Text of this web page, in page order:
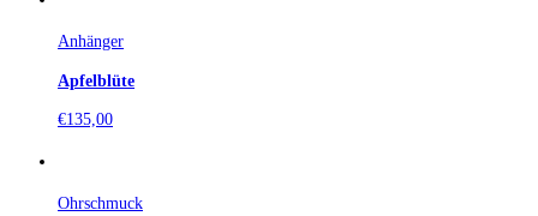
Anhänger
Apfelblüte
€135,00
Ohrschmuck